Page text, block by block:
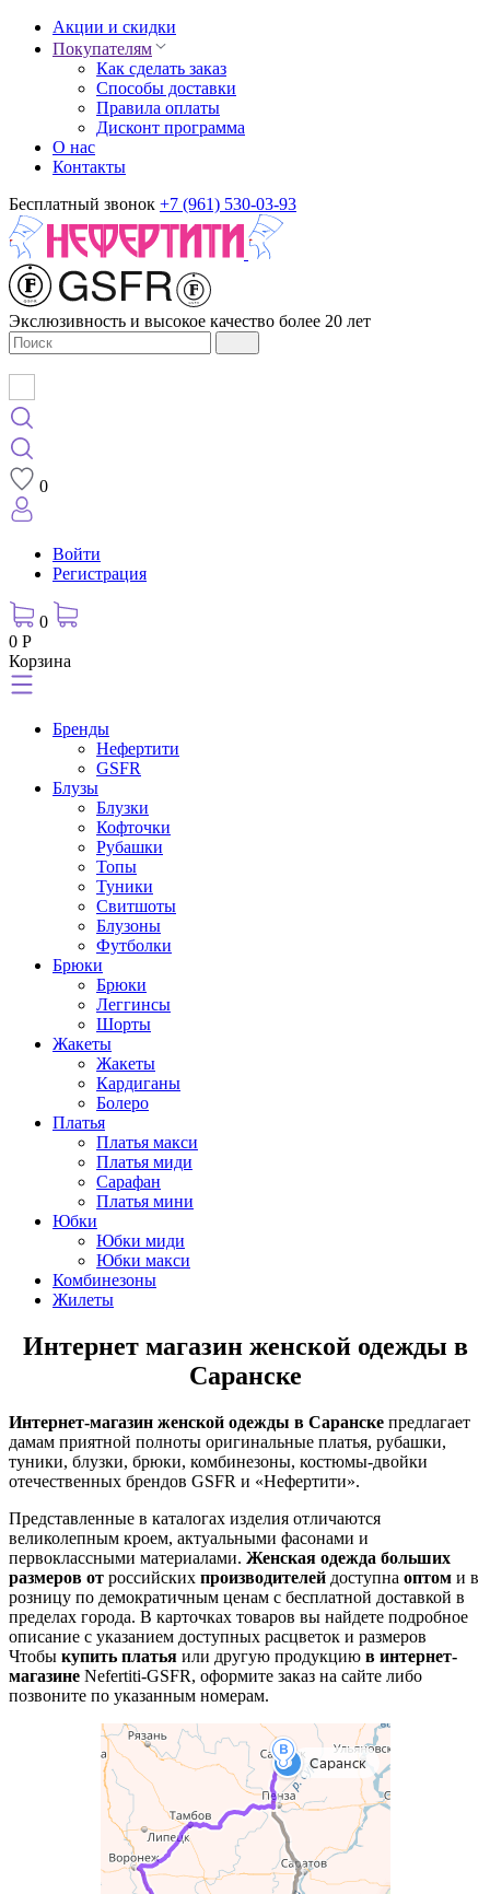
Акции и скидки
Покупателям
Как сделать заказ
Способы доставки
Правила оплаты
Дисконт программа
О нас
Контакты
Бесплатный звонок +7 (961) 530-03-93
Экслюзивность и высокое качество более 20 лет
0
Войти
Регистрация
0
0 Р
Корзина
Бренды
Нефертити
GSFR
Блузы
Блузки
Кофточки
Рубашки
Топы
Туники
Свитшоты
Блузоны
Футболки
Брюки
Брюки
Леггинсы
Шорты
Жакеты
Жакеты
Кардиганы
Болеро
Платья
Платья макси
Платья миди
Сарафан
Платья мини
Юбки
Юбки миди
Юбки макси
Комбинезоны
Жилеты
Интернет магазин женской одежды в
Саранске
Интернет-магазин женской одежды в Саранске предлагает
дамам приятной полноты оригинальные платья, рубашки,
туники, блузки, брюки, комбинезоны, костюмы-двойки
отечественных брендов GSFR и «Нефертити».
Представленные в каталогах изделия отличаются
великолепным кроем, актуальными фасонами и
первоклассными материалами. Женская одежда больших
размеров от российских производителей доступна оптом и в
розницу по демократичным ценам с бесплатной доставкой в
пределах города. В карточках товаров вы найдете подробное
описание с указанием доступных расцветок и размеров
Чтобы купить платья или другую продукцию в интернет-
магазине Nefertiti-GSFR, оформите заказ на сайте либо
позвоните по указанным номерам.